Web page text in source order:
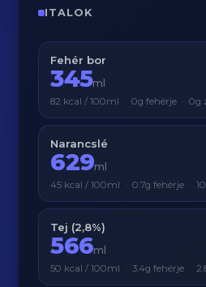
ITALOK
Fehér bor
345ml
82 kcal / 100ml · 0g fehérje · 0g
Narancslé
629ml
45 kcal / 100ml · 0.7g fehérje ·
Tej (2,8%)
566ml
50 kcal / 100ml · 3.4g fehérje ·